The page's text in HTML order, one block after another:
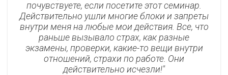
почувствуете, если посетите этот семинар.
Действительно ушли многие блоки и запреты
внутри меня на любые мои действия. Все, что
раньше вызывало страх, как разные
экзамены, проверки, какие-то вещи внутри
отношений, страхи по работе. Они
действительно исчезли!